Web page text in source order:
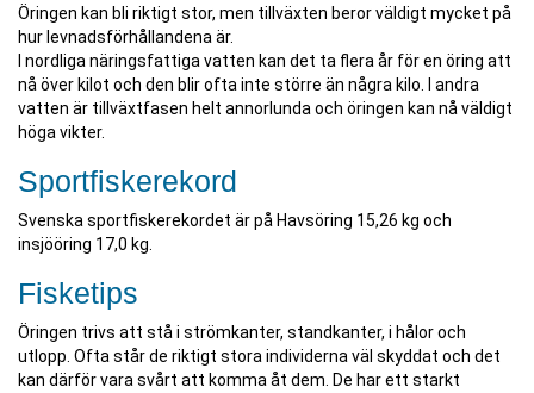
Öringen kan bli riktigt stor, men tillväxten beror väldigt mycket på
hur levnadsförhållandena är.
I nordliga näringsfattiga vatten kan det ta flera år för en öring att
nå över kilot och den blir ofta inte större än några kilo. I andra
vatten är tillväxtfasen helt annorlunda och öringen kan nå väldigt
höga vikter.
Sportfiskerekord
Svenska sportfiskerekordet är på Havsöring 15,26 kg och
insjööring 17,0 kg.
Fisketips
Öringen trivs att stå i strömkanter, standkanter, i hålor och
utlopp. Ofta står de riktigt stora individerna väl skyddat och det
kan därför vara svårt att komma åt dem. De har ett starkt